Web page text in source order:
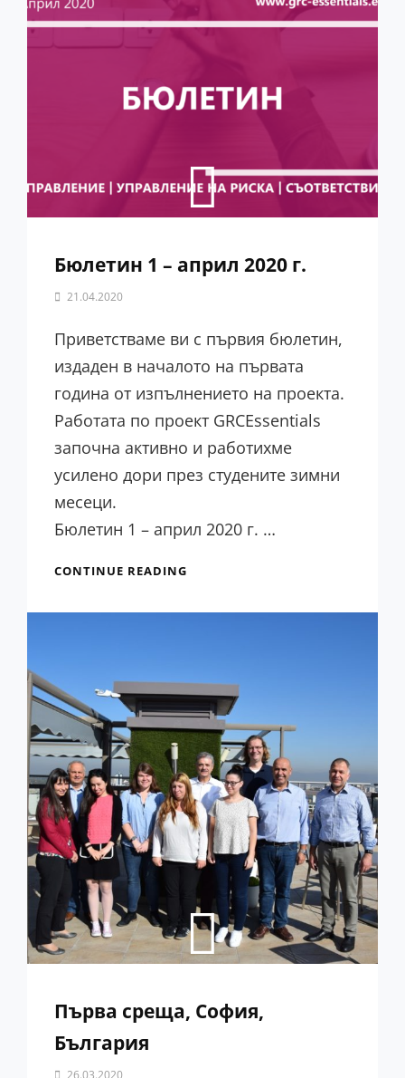
Бюлетин 1 – април 2020 г.
By
Team
21.04.2020
Приветстваме ви с първия бюлетин,
издаден в началото на първата
година от изпълнението на проекта.
Работата по проект GRCEssentials
започна активно и работихме
усилено дори през студените зимни
месеци.
Бюлетин 1 – април 2020 г. …
CONTINUE READING
Първа среща, София,
България
By 26.03.2020